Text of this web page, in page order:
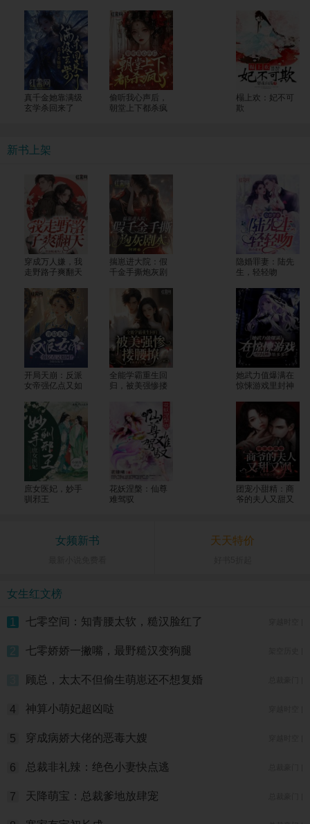
真千金她靠满级
玄学杀回来了
偷听我心声后，
朝堂上下都杀疯
榻上欢：妃不可
欺
新书上架
穿成万人嫌，我
走野路子爽翻天
揣崽进大院：假
千金手撕炮灰剧
隐婚罪妻：陆先
生，轻轻吻
开局天崩：反派
女帝强亿点又如
全能学霸重生回
归，被美强惨搂
她武力值爆满在
惊悚游戏里封神
庶女医妃，妙手
驯邪王
花妖涅槃：仙尊
难驾驭
团宠小甜精：商
爷的夫人又甜又
女频新书 天天特价
女生红文榜
1 七零空间：知青腰太软，糙汉脸红了
2 七零娇娇一撇嘴，最野糙汉变狗腿
顾总，太太不但偷生萌崽还不想复婚
4 神算小萌妃超凶哒
5 穿成病娇大佬的恶毒大嫂
6 总裁非礼辣：绝色小妻快点逃
7 天降萌宝：总裁爹地放肆宠